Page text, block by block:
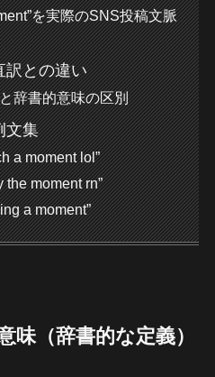
を実際のSNS投稿文脈
訳との違い
辞書的意味の区別
文集
a moment lol”
the moment rn”
a moment”
味（辞書的な定義）